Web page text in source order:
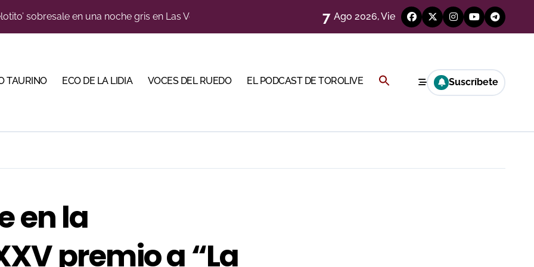
cuadro de honor de las Colombinas 2026
con descuentos y una corrida homenaje al Málaga CF
para Morante y Manzanares en Illumbe (Vídeo e imágenes desde el campo)
su temporada de figura y el palco niega el premio a Roca Rey
7 Ago 2026, Vie
TAURINO ECO DE LA LIDIA VOCES DEL RUEDO EL PODCAST DE TOROLIVE Buscar: Suscríbete
en la
premio a “La